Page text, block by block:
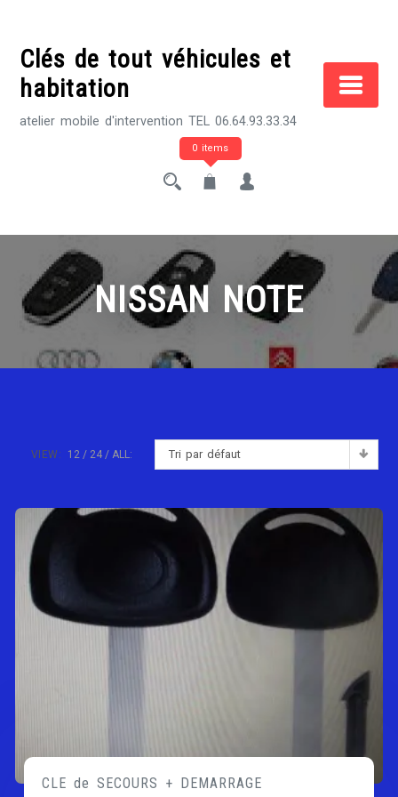
contentClés de tout véhicules et
habitation
atelier mobile d'intervention TEL 06.64.93.33.34
0 items
NISSAN NOTE
Tri par défaut
VIEW: 12 24 ALL:
CLE de SECOURS + DEMARRAGE